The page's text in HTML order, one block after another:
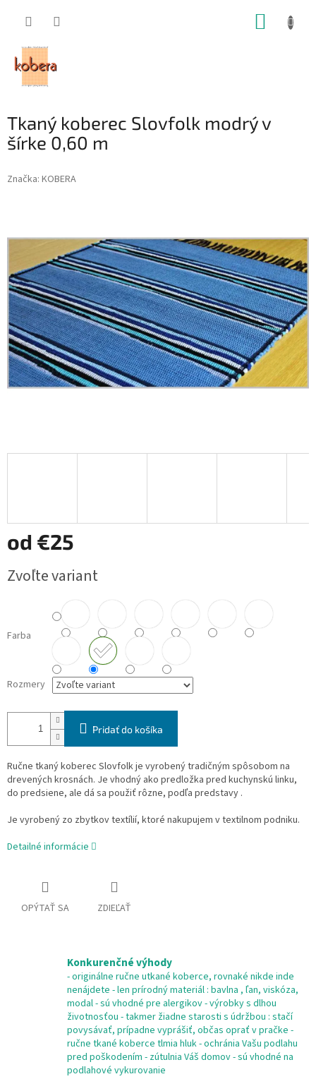
Tkaný koberec Slovfolk modrý v
šírke 0,60 m
Značka: KOBERA
od €25
cena:
Zvoľte variant
Farba
Rozmery
Pridať do košíka
Ručne tkaný koberec Slovfolk je vyrobený tradičným spôsobom na
drevených krosnách. Je vhodný ako predložka pred kuchynskú linku,
do predsiene, ale dá sa použiť rôzne, podľa predstavy .
Je vyrobený zo zbytkov textílií, ktoré nakupujem v textilnom podniku.
Detailné informácie
OPÝTAŤ SA ZDIEĽAŤ
Konkurenčné výhody
- originálne ručne utkané koberce, rovnaké nikde inde
nenájdete - len prírodný materiál : bavlna , ľan, viskóza,
modal - sú vhodné pre alergikov - výrobky s dlhou
životnosťou - takmer žiadne starosti s údržbou : stačí
povysávať, prípadne vyprášiť, občas oprať v pračke -
ručne tkané koberce tlmia hluk - ochránia Vašu podlahu
pred poškodením - zútulnia Váš domov - sú vhodné na
podlahové vykurovanie